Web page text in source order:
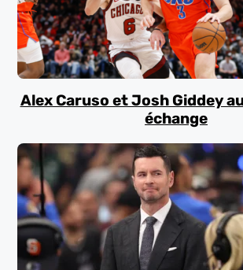
Alex Caruso et Josh Giddey
échange